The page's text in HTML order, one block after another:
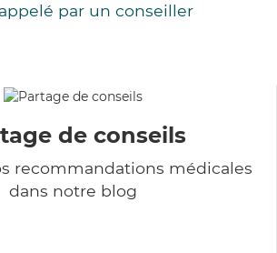
par un conseiller
de conseils
recommandations médicales
dans notre blog